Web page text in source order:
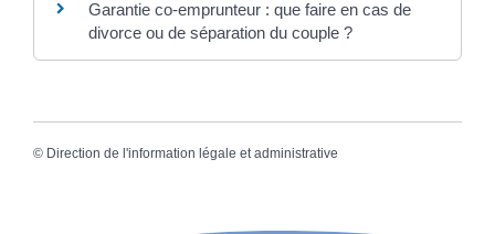
Garantie co-emprunteur : que faire en cas de
divorce ou de séparation du couple ?
© Direction de l'information légale et administrative